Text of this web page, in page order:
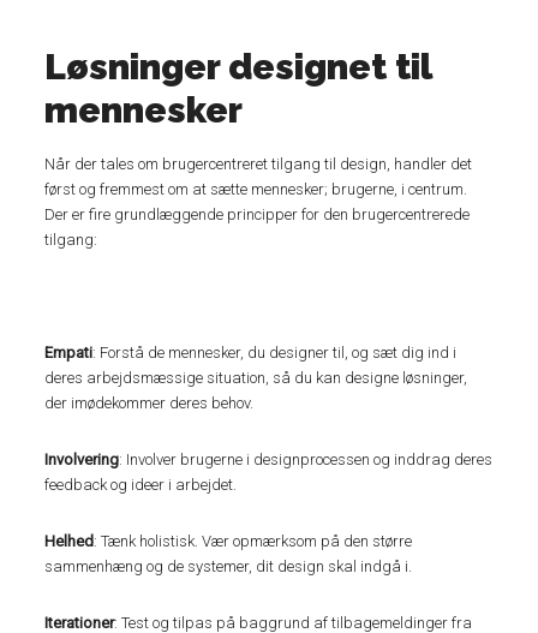
Løsninger designet til
mennesker
Når der tales om brugercentreret tilgang til design, handler det
først og fremmest om at sætte mennesker; brugerne, i centrum.
Der er fire grundlæggende principper for den brugercentrerede
tilgang:
Empati: Forstå de mennesker, du designer til, og sæt dig ind i
deres arbejdsmæssige situation, så du kan designe løsninger,
der imødekommer deres behov.
Involvering: Involver brugerne i designprocessen og inddrag deres
feedback og ideer i arbejdet.
Helhed: Tænk holistisk. Vær opmærksom på den større
sammenhæng og de systemer, dit design skal indgå i.
Iterationer: Test og tilpas på baggrund af tilbagemeldinger fra